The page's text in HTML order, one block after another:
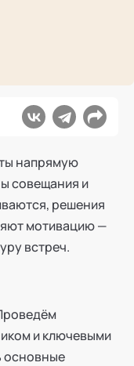
напрямую
совещания и
решения
мотивацию —
встреч.
и ключевыми
основные